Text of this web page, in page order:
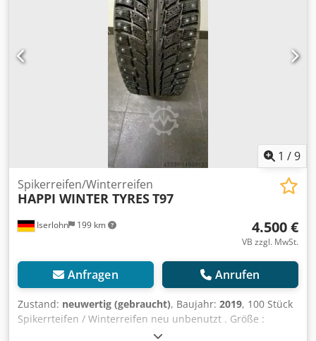
1 /9
Iserlohn 199 km
Spikerreifen/Winterreifen
HAPPI WINTER TYREST97
4.500 €
VB zzgl. MwSt.
Anfragen Anrufen
Zustand: neuwertig (gebraucht), Baujahr: 2019, 100 Stück
Spikerrteifen / Winterreifen neu unbenutzt . Größe :
245/40 R18 T97 Cjdpsnab Egefx Am Reha DOT 11/19 Nur